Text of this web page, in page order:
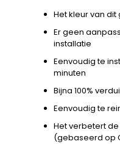
Het kleur van
Er geen
installatie
Eenvoudig te
minuten
Bijna 100%
Eenvoudig te
Het verbetert
(gebaseerd op